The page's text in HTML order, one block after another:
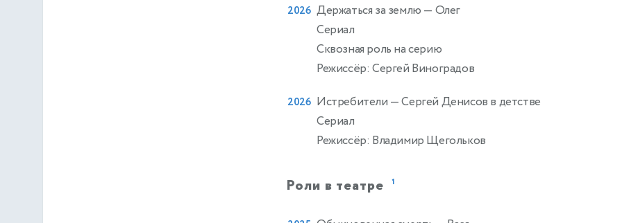
2026 Держаться за землю — Олег
Сериал
Сквозная роль на серию
Режиссёр: Сергей Виноградов
2026 Истребители — Сергей Денисов в детстве
Сериал
Режиссёр: Владимир Щегольков
Роли в театре 1